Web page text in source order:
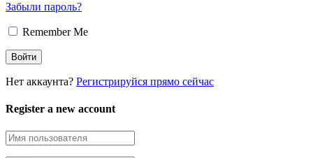
Забыли пароль?
Remember Me
Нет аккаунта? Регистрируйся прямо сейчас
Register a new account